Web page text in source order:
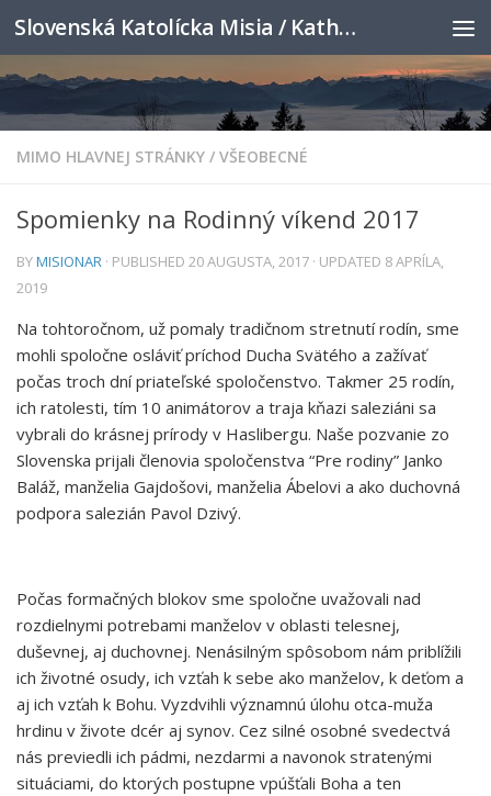
Skip to content Slovenská Katolícka Misia / Katholische Slowakenmission
MIMO HLAVNEJ STRÁNKY / VŠEOBECNÉ
Spomienky na Rodinný víkend 2017
BYMISIONAR · PUBLISHED 20 AUGUSTA, 2017 · UPDATED 8 APRÍLA,
2019
Na tohtoročnom, už pomaly tradičnom stretnutí rodín, sme
mohli spoločne osláviť príchod Ducha Svätého a zažívať
počas troch dní priateľské spoločenstvo. Takmer 25 rodín,
ich ratolesti, tím 10 animátorov a traja kňazi saleziáni sa
vybrali do krásnej prírody v Haslibergu. Naše pozvanie zo
Slovenska prijali členovia spoločenstva “Pre rodiny” Janko
Baláž, manželia Gajdošovi, manželia Ábelovi a ako duchovná
podpora salezián Pavol Dzivý.
Počas formačných blokov sme spoločne uvažovali nad
rozdielnymi potrebami manželov v oblasti telesnej,
duševnej, aj duchovnej. Nenásilným spôsobom nám priblížili
ich životné osudy, ich vzťah k sebe ako manželov, k deťom a
aj ich vzťah k Bohu. Vyzdvihli významnú úlohu otca-muža
hrdinu v živote dcér aj synov. Cez silné osobné svedectvá
nás previedli ich pádmi, nezdarmi a navonok stratenými
situáciami, do ktorých postupne vpúšťali Boha a ten